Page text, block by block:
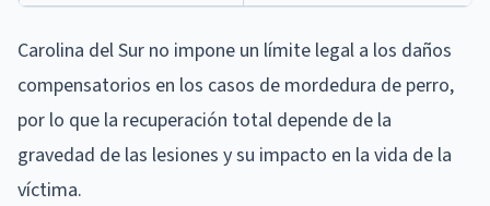
Carolina del Sur no impone un límite legal a los daños
compensatorios en los casos de mordedura de perro,
por lo que la recuperación total depende de la
gravedad de las lesiones y su impacto en la vida de la
víctima.